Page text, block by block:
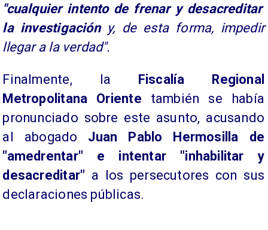
"cualquier intento de frenar y desacreditar
la investigacióny, de esta forma, impedir
llegar a la verdad".
Finalmente, la Fiscalía Regional
Metropolitana Oriente también se había
pronunciado sobre este asunto, acusando
al abogado Juan Pablo Hermosilla de
"amedrentar" e intentar "inhabilitar y
desacreditar" a los persecutores con sus
declaraciones públicas.